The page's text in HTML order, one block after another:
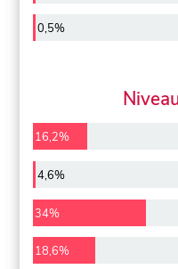
0,5%
16,2%
4,6%
34%
18,6%